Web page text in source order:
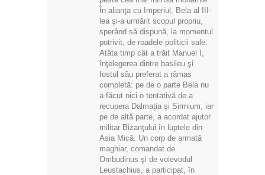
În alianţa cu Imperiul, Bela al III-
lea şi-a urmărit scopul propriu,
sperând să dispună, la momentul
potrivit, de roadele politicii sale.
Atâta timp cât a trăit Manuel I,
înţelegerea dintre basileu şi
fostul său preferat a rămas
completă: pe de o parte Bela nu
a făcut nici o tentativă de a
recupera Dalmaţia şi Sirmium, iar
pe de altă parte, a acordat ajutor
militar Bizanţului în luptele din
Asia Mică. Un corp de armată
maghiar, comandat de
Ombudinus şi de voievodul
Leustachius, a participat, în